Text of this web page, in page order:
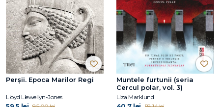
Perșii. Epoca Marilor Regi
Lloyd Llewellyn-Jones
Muntele furtunii (seria
Cercul polar, vol. 3)
Liza Marklund